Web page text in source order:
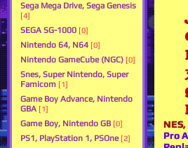
Sega Mega Drive, Sega Genesis
[4]
SEGA SG-1000 [0]
Nintendo 64, N64 [0]
Nintendo GameCube (NGC) [0]
Snes, Super Nintendo, Super
Famicom [1]
Game Boy Advance, Nintendo
GBA [1]
Game Boy, Nintendo GB [0]
PS1, PlayStation 1, PSOne [2]
Pro